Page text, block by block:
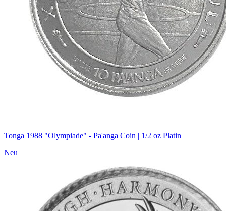
Tonga 1988 "Olympiade" - Pa'anga Coin | 1/2 oz Platin
Neu